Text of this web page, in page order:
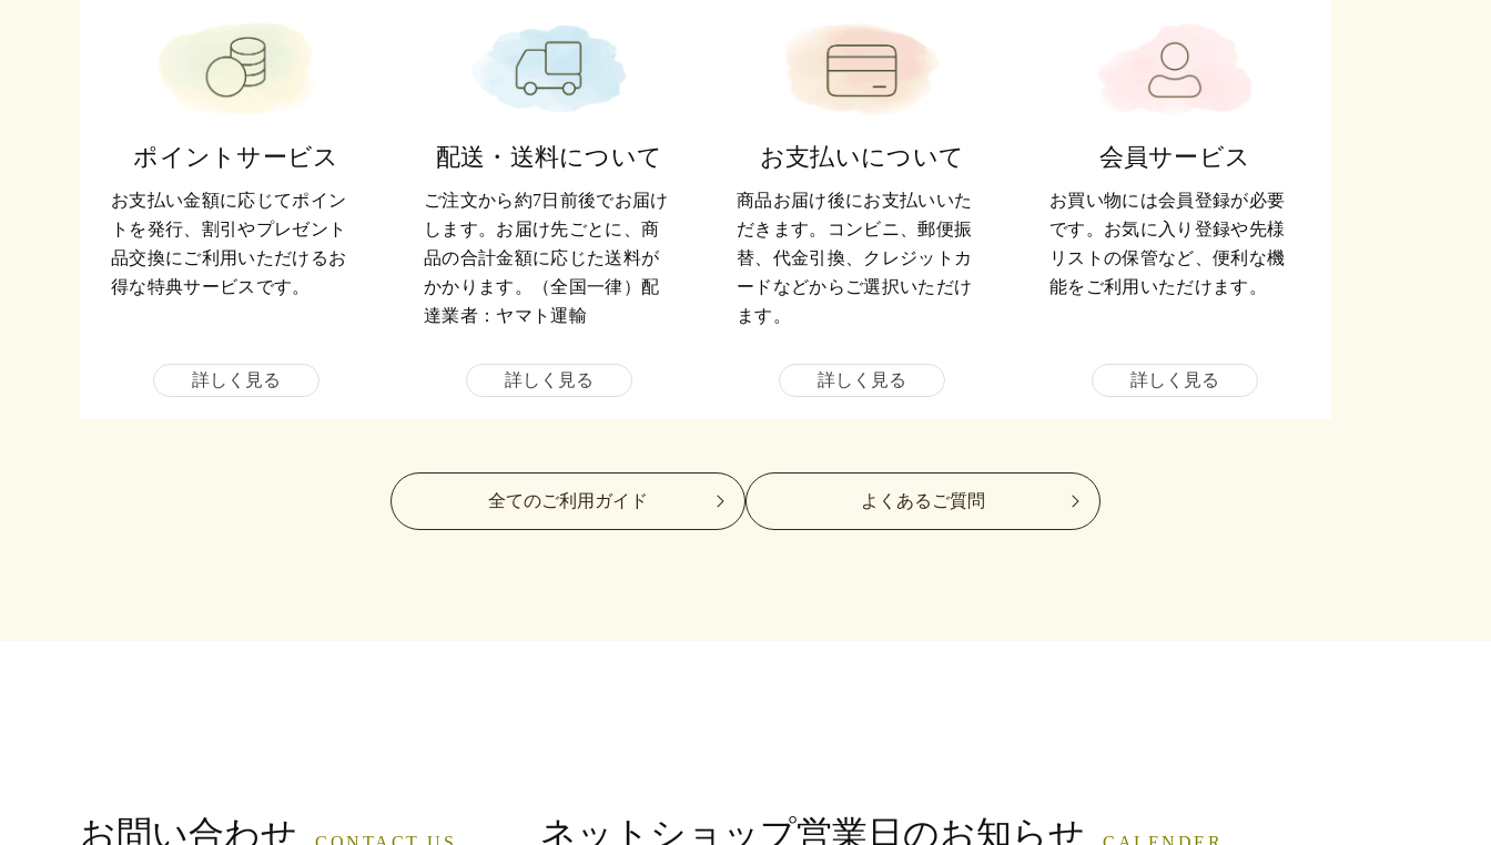
ポイントサービス
お支払い金額に応じてポイン
トを発行、割引やプレゼント
品交換にご利用いただけるお
得な特典サービスです。
詳しく見る
配送・送料について
ご注文から約7日前後でお届け
します。お届け先ごとに、商
品の合計金額に応じた送料が
かかります。（全国一律）配
達業者：ヤマト運輸
詳しく見る
お支払いについて
商品お届け後にお支払いいた
だきます。コンビニ、郵便振
替、代金引換、クレジットカ
ードなどからご選択いただけ
ます。
詳しく見る
会員サービス
お買い物には会員登録が必要
です。お気に入り登録や先様
リストの保管など、便利な機
能をご利用いただけます。
詳しく見る
全てのご利用ガイド よくあるご質問
お問い合わせ ネットショップ営業日 のお知らせ